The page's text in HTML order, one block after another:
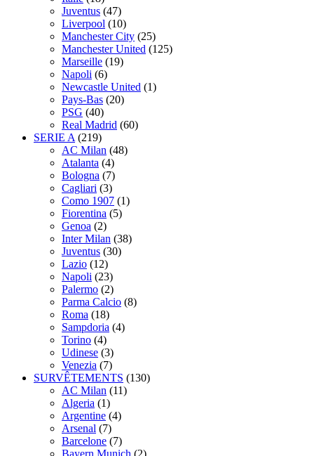
Juventus (47)
Liverpool (10)
Manchester City (25)
Manchester United (125)
Marseille (19)
Napoli (6)
Newcastle United (1)
Pays-Bas (20)
PSG (40)
Real Madrid (60)
SERIE A (219)
AC Milan (48)
Atalanta (4)
Bologna (7)
Cagliari (3)
Como 1907 (1)
Fiorentina (5)
Genoa (2)
Inter Milan (38)
Juventus (30)
Lazio (12)
Napoli (23)
Palermo (2)
Parma Calcio (8)
Roma (18)
Sampdoria (4)
Torino (4)
Udinese (3)
Venezia (7)
SURVÊTEMENTS (130)
AC Milan (11)
Algeria (1)
Argentine (4)
Arsenal (7)
Barcelone (7)